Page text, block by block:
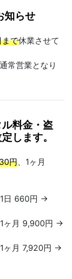
知らせ
で休業させて
通常営業となり
ル料金・盗
します。
円、1ヶ月
日 660円 →
ヶ月 9,900円 →
ヶ月 7,920円 →